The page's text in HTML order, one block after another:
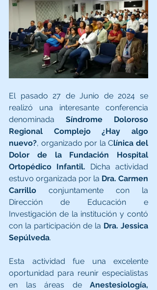
El pasado 27 de Junio de 2024 se
realizó una interesante conferencia
denominada Síndrome Doloroso
Regional Complejo ¿Hay algo
nuevo?, organizado por la Clínica del
Dolor de la Fundación Hospital
Ortopédico Infantil. Dicha actividad
estuvo organizada por la Dra. Carmen
Carrillo conjuntamente con la
Dirección de Educación e
Investigación de la institución y contó
con la participación de la Dra. Jessica
Sepúlveda.
Esta actividad fue una excelente
oportunidad para reunir especialistas
en las áreas de Anestesiología,